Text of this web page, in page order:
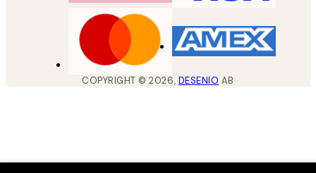
COPYRIGHT ©2026, DESENIO AB